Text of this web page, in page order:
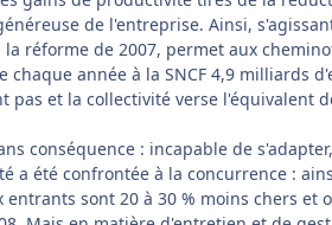
de l'entreprise. Ainsi,
réforme de 2007, permet aux
chaque année à la SNCF 4,9 milliards
pas et la collectivité verse l'équivalent
conséquence : incapable de
a été confrontée à la concurrence :
sont 20 à 30 % moins chers et